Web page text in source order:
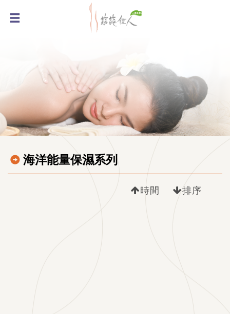
海洋能量保濕系列
時間 排序